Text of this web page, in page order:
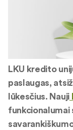
LKU kredito
paslaugas,
lūkesčius. Nauji
funkcionalumai